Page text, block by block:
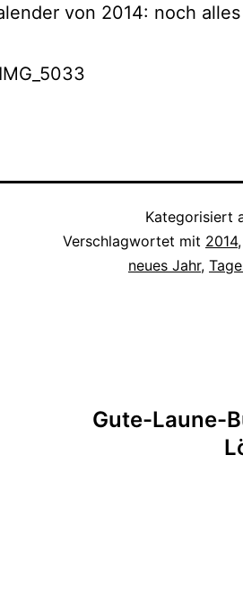
von 2014: noch
Kategorisiert
Verschlagwortet mit 2014,
neues Jahr,
Gute-Laune-